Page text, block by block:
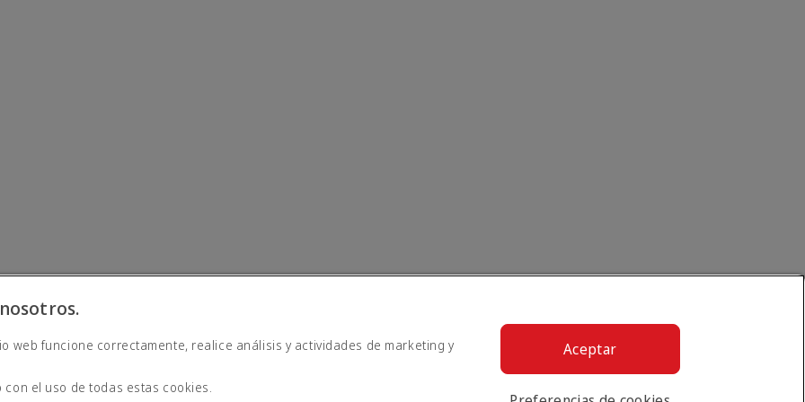
web funcione correctamente, realice análisis y actividades de marketing y
el uso de todas estas cookies.
Aceptar